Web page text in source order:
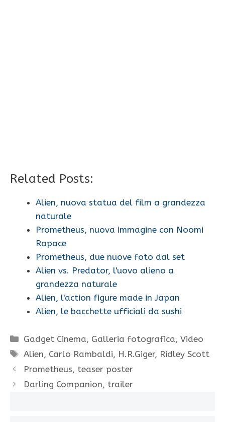
Related Posts:
Alien, nuova statua del film a grandezza
naturale
Prometheus, nuova immagine con Noomi
Rapace
Prometheus, due nuove foto dal set
Alien vs. Predator, l'uovo alieno a
grandezza naturale
Alien, l'action figure made in Japan
Alien, le bacchette ufficiali da sushi
Categorie
Gadget Cinema, Galleria fotografica,Video
Tag
Alien, Carlo Rambaldi, H.R.Giger, Ridley Scott
Prometheus, teaser poster
Darling Companion, trailer